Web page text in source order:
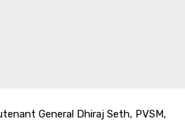
General Dhiraj Seth, PVSM,